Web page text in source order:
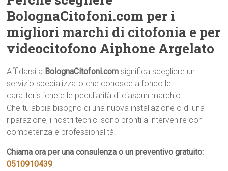
BolognaCitofoni.com per i
migliori marchi di citofonia e per
videocitofono Aiphone Argelato
Affidarsi a BolognaCitofoni.com significa scegliere un
servizio specializzato che conosce a fondo le
caratteristiche e le peculiarità di ciascun marchio.
Che tu abbia bisogno di una nuova installazione o di una
riparazione, i nostri tecnici sono pronti a intervenire con
competenza e professionalità.
Chiama ora per una consulenza o un preventivo gratuito:
0510910439